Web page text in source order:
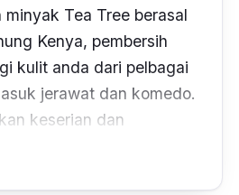
minyak Tea Tree berasal
Kenya, pembersih
kulit anda dari pelbagai
jerawat dan komedo.
keserian dan